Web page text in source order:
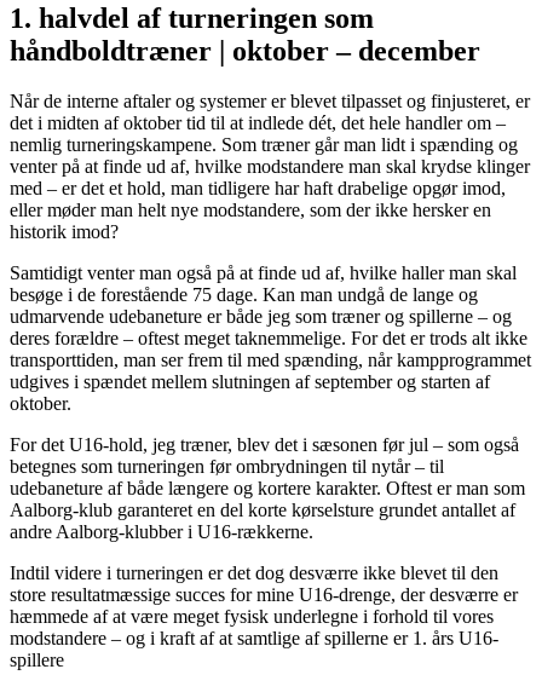
1. halvdel af turneringen som
håndboldtræner | oktober – december
Når de interne aftaler og systemer er blevet tilpasset og finjusteret, er
det i midten af oktober tid til at indlede dét, det hele handler om –
nemlig turneringskampene. Som træner går man lidt i spænding og
venter på at finde ud af, hvilke modstandere man skal krydse klinger
med – er det et hold, man tidligere har haft drabelige opgør imod,
eller møder man helt nye modstandere, som der ikke hersker en
historik imod?
Samtidigt venter man også på at finde ud af, hvilke haller man skal
besøge i de forestående 75 dage. Kan man undgå de lange og
udmarvende udebaneture er både jeg som træner og spillerne – og
deres forældre – oftest meget taknemmelige. For det er trods alt ikke
transporttiden, man ser frem til med spænding, når kampprogrammet
udgives i spændet mellem slutningen af september og starten af
oktober.
For det U16-hold, jeg træner, blev det i sæsonen før jul – som også
betegnes som turneringen før ombrydningen til nytår – til
udebaneture af både længere og kortere karakter. Oftest er man som
Aalborg-klub garanteret en del korte kørselsture grundet antallet af
andre Aalborg-klubber i U16-rækkerne.
Indtil videre i turneringen er det dog desværre ikke blevet til den
store resultatmæssige succes for mine U16-drenge, der desværre er
hæmmede af at være meget fysisk underlegne i forhold til vores
modstandere – og i kraft af at samtlige af spillerne er 1. års U16-
spillere